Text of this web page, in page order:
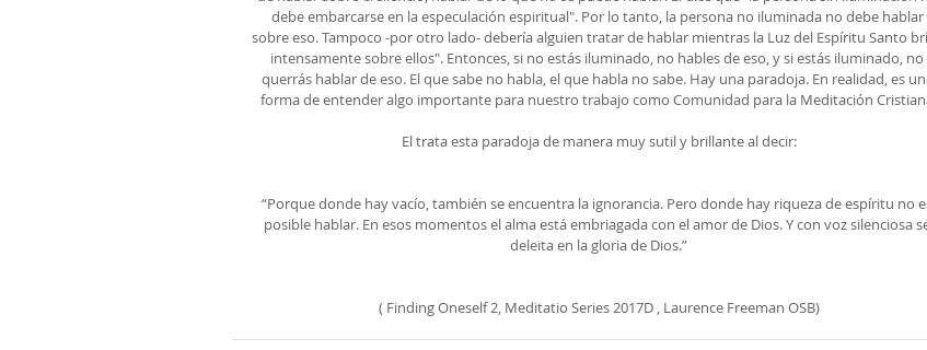
debe embarcarse en la especulación espiritual". Por lo tanto, la persona no iluminada no debe hablar
sobre eso. Tampoco -por otro lado- debería alguien tratar de hablar mientras la Luz del Espíritu Santo
intensamente sobre ellos". Entonces, si no estás iluminado, no hables de eso, y si estás iluminado, no
querrás hablar de eso. El que sabe no habla, el que habla no sabe. Hay una paradoja. En realidad, es
forma de entender algo importante para nuestro trabajo como Comunidad para la Meditación
El trata esta paradoja de manera muy sutil y brillante al decir:
“Porque donde hay vacío, también se encuentra la ignorancia. Pero donde hay riqueza de espíritu no
posible hablar. En esos momentos el alma está embriagada con el amor de Dios. Y con voz silenciosa
deleita en la gloria de Dios.”
( Finding Oneself 2, Meditatio Series 2017D , Laurence Freeman OSB)